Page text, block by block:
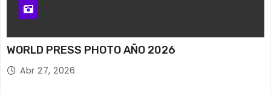
WORLD PRESS PHOTO AÑO 2026
Abr 27, 2026